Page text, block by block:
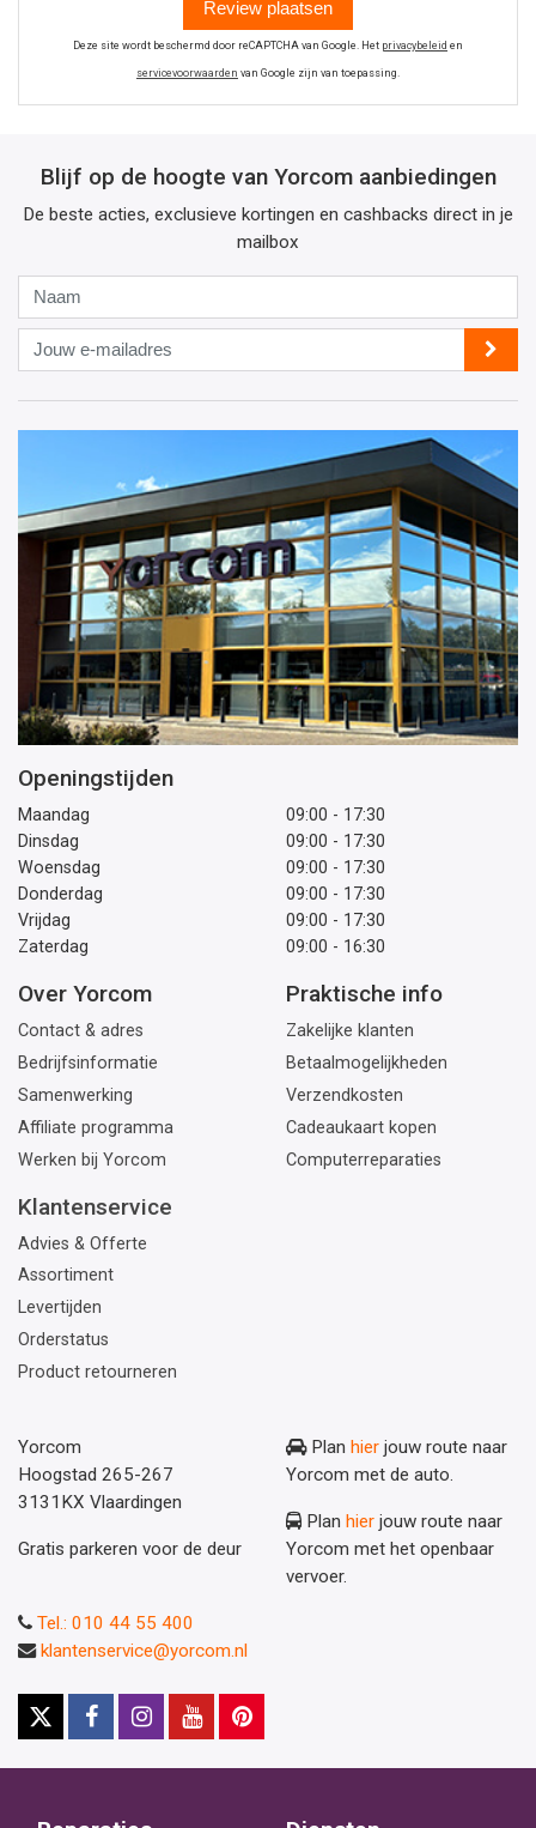
Review plaatsen
Deze site wordt beschermd door reCAPTCHA van Google. Het privacybeleid en
servicevoorwaarden van Google zijn van toepassing.
Blijf op de hoogte van Yorcom aanbiedingen
De beste acties, exclusieve kortingen en cashbacks direct in je
mailbox
Jouw
e-
mailadres
Openingstijden
Maandag
09:00 - 17:30
Dinsdag
09:00 - 17:30
Woensdag
09:00 - 17:30
Donderdag
09:00 - 17:30
Vrijdag
09:00 - 17:30
Zaterdag
09:00 - 16:30
Over Yorcom
Contact & adres
Bedrijfsinformatie
Samenwerking
Affiliate programma
Werken bij Yorcom
Praktische info
Zakelijke klanten
Betaalmogelijkheden
Verzendkosten
Cadeaukaart kopen
Computerreparaties
Klantenservice
Advies & Offerte
Assortiment
Levertijden
Orderstatus
Product retourneren
Yorcom
Hoogstad 265-267
3131KX Vlaardingen
Gratis parkeren voor de deur
Plan hier jouw route naar
Yorcom met de auto.
Plan hier jouw route naar
Yorcom met het openbaar
vervoer.
Tel.: 010 44 55 400
klantenservice@yorcom.nl